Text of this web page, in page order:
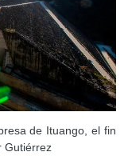
de Ituango, el fin
Gutiérrez